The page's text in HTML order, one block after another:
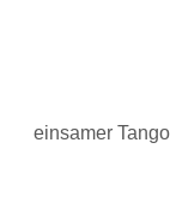
einsamer Tango